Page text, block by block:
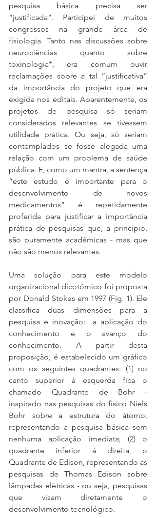
pesquisa básica precisa ser
“justificada”. Participei de muitos
congressos na grande área de
fisiologia. Tanto nas discussões sobre
neurociências quanto sobre
toxinologia*, era comum ouvir
reclamações sobre a tal “justificativa”
da importância do projeto que era
exigida nos editais. Aparentemente, os
projetos de pesquisa só seriam
considerados relevantes se tivessem
utilidade prática. Ou seja, só seriam
contemplados se fosse alegada uma
relação com um problema de saúde
pública. E, como um mantra, a sentença
“este estudo é importante para o
desenvolvimento de novos
medicamentos” é repetidamente
proferida para justificar a importância
prática de pesquisas que, a princípio,
são puramente acadêmicas - mas que
não são menos relevantes.
Uma solução para este modelo
organizacional dicotômico foi proposta
por Donald Stokes em 1997 (Fig. 1). Ele
classifica duas dimensões para a
pesquisa e inovação:  a aplicação do
conhecimento e o avanço do
conhecimento. A partir desta
proposição, é estabelecido um gráfico
com os seguintes quadrantes: (1) no
canto superior à esquerda fica o
chamado Quadrante de Bohr -
inspirado nas pesquisas do físico Niels
Bohr sobre a estrutura do átomo,
representando a pesquisa básica sem
nenhuma aplicação imediata; (2) o
quadrante inferior à direita, o
Quadrante de Edison, representando as
pesquisas de Thomas Edison sobre
lâmpadas elétricas - ou seja, pesquisas
que visam diretamente o
desenvolvimento tecnológico.